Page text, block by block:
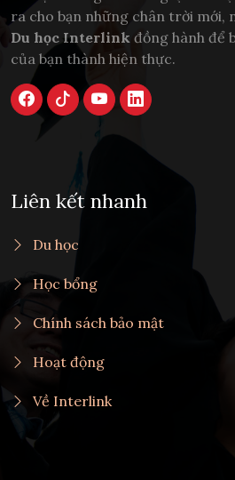
ra cho bạn những chân trời mới,
Du học Interlink đồng hành để
của bạn thành hiện thực.
Liên kết nhanh
Du học
Học bổng
Chính sách bảo mật
Hoạt động
Về Interlink